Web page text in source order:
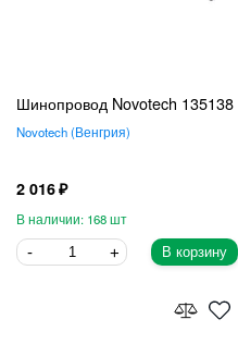
Шинопровод Novotech 135138
Novotech Венгрия
2 016
168
В корзину